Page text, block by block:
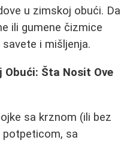
u zimskoj obući. Da
ili gumene čizmice
i mišljenja.
Šta Nosit Ove
sa krznom (ili bez
potpeticom, sa